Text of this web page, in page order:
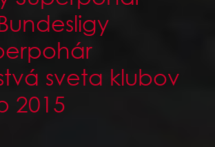
sveta klubov
2015